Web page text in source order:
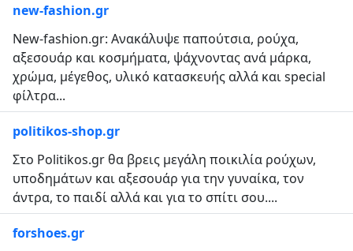
new-fashion.gr
New-fashion.gr: Ανακάλυψε παπούτσια, ρούχα,
αξεσουάρ και κοσμήματα, ψάχνοντας ανά μάρκα,
χρώμα, μέγεθος, υλικό κατασκευής αλλά και special
φίλτρα...
politikos-shop.gr
Στο Politikos.gr θα βρεις μεγάλη ποικιλία ρούχων,
υποδημάτων και αξεσουάρ για την γυναίκα, τον
άντρα, το παιδί αλλά και για το σπίτι σου....
forshoes.gr